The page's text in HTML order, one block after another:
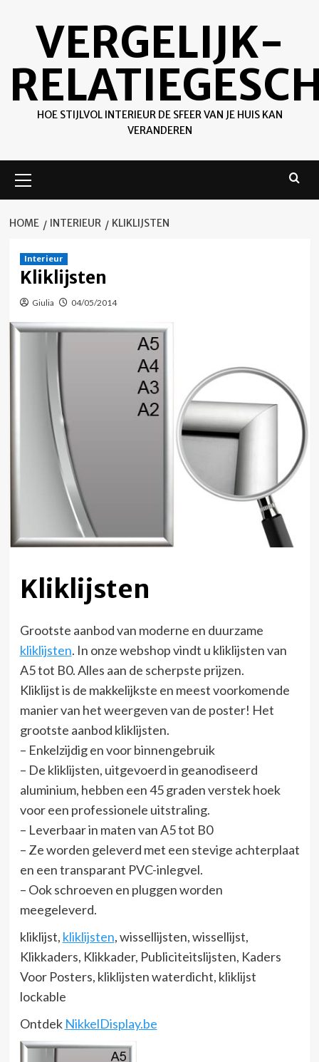
VERGELIJK-
HOE STIJLVOL INTERIEUR DE SFEER VAN JE HUIS KAN
VERANDEREN
menu
HOME INTERIEUR KLIKLIJSTEN
Interieur
Kliklijsten
Giulia 04/05/2014
Kliklijsten
Grootste aanbod van moderne en duurzame
kliklijsten. In onze webshop vindt u kliklijsten van
A5 tot B0. Alles aan de scherpste prijzen.
Kliklijst is de makkelijkste en meest voorkomende
manier van het weergeven van de poster! Het
grootste aanbod kliklijsten.
– Enkelzijdig en voor binnengebruik
– De kliklijsten, uitgevoerd in geanodiseerd
aluminium, hebben een 45 graden verstek hoek
voor een professionele uitstraling.
– Leverbaar in maten van A5 tot B0
– Ze worden geleverd met een stevige achterplaat
en een transparant PVC-inlegvel.
– Ook schroeven en pluggen worden
meegeleverd.
kliklijst, kliklijsten, wissellijsten, wissellijst,
Klikkaders, Klikkader, Publiciteitslijsten, Kaders
Voor Posters, kliklijsten waterdicht, kliklijst
lockable
Ontdek NikkelDisplay.be